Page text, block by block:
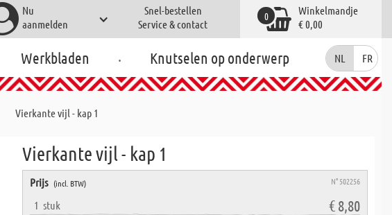
Nu
aanmelden
Snel-bestellen
Service & contact
Winkelmandje
€ 0,00
0
Werkbladen . Knutselen op onderwerp NL FR
Vierkante vijl - kap 1
Vierkante vijl - kap 1
Prijs (incl. BTW) N° 502256
1stuk € 8,80